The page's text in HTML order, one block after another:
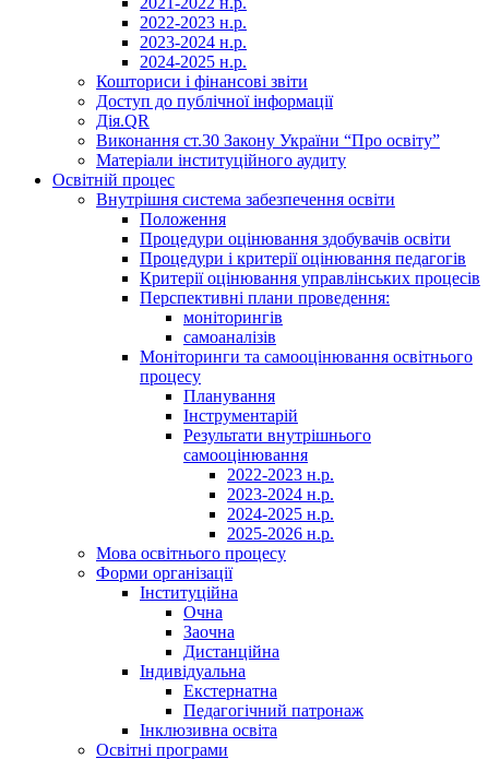
2022-2023 н.р.
2023-2024 н.р.
2024-2025 н.р.
Кошториси і фінансові звіти
Доступ до публічної інформації
Дія.QR
Виконання ст.30 Закону України “Про освіту”
Матеріали інституційного аудиту
Освітній процес
Внутрішня система забезпечення освіти
Положення
Процедури оцінювання здобувачів освіти
Процедури і критерії оцінювання педагогів
Критерії оцінювання управлінських процесів
Перспективні плани проведення:
моніторингів
самоаналізів
Моніторинги та самооцінювання освітнього
процесу
Планування
Інструментарій
Результати внутрішнього
самооцінювання
2022-2023 н.р.
2023-2024 н.р.
2024-2025 н.р.
2025-2026 н.р.
Мова освітнього процесу
Форми організації
Інституційна
Очна
Заочна
Дистанційна
Індивідуальна
Екстернатна
Педагогічний патронаж
Інклюзивна освіта
Освітні програми